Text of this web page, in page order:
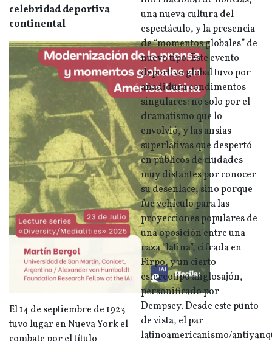
celebridad deportiva
continental
El 14 de septiembre de 1923
tuvo lugar en Nueva York el
una nueva cultura del
espectáculo, y la presencia
de “momentos globales” de
nuevo tipo. Este evento
deportivo global tuvo por
añadidura condimentos
singulares: no solo por el
dramatismo que lo
envolvió, y las ansias
superlativas que despertó
en públicos de ciudades
muy distantes por conocer
su desenlace, sino porque
fue vehículo para las
proyecciones populares de
una oposición entre una
raza “latina”, cifrada en
Firpo, y un cierto
estereotipo anglosajón,
personificado por
Dempsey. Desde este punto
de vista, el par
latinoamericanismo/